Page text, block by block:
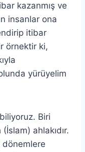
kazanmış ve
insanlar ona
itibar
örnektir ki,
yürüyelim
biliyoruz. Biri
ahlakıdır.
dönemlere